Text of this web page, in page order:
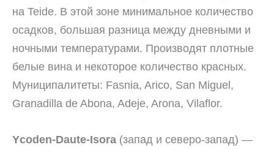
на Teide. В этой зоне минимальное количество
осадков, большая разница между дневными и
ночными температурами. Производят плотные
белые вина и некоторое количество красных.
Муниципалитеты: Fasnia, Arico, San Miguel,
Granadilla de Abona, Adeje, Arona, Vilaflor.
Ycoden-Daute-Isora (запад и северо-запад) —